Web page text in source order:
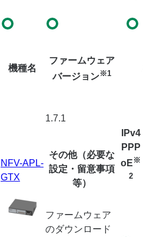
機種名
ファームウェア
バージョン※1
NFV-APL-
GTX
1.7.1
IPv4
PPP
oE ※
2
その他（必要な
設定・留意事項
等）
ファームウェア
のダウンロード